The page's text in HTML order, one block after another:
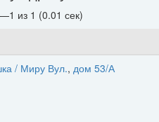
из 1 (0.01 сек)
/ Миру Вул., дом 53/А